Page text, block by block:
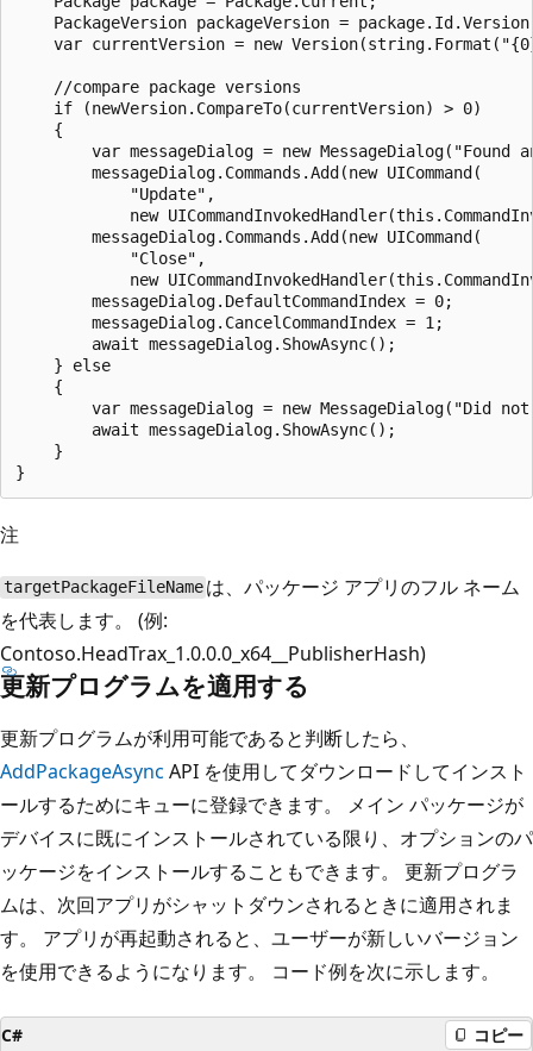
PackageVersion packageVersion =
var currentVersion = new
    //compare package versions
    if (newVersion.CompareTo(currentVersion) > 0)
    {
var messageDialog = new MessageDialog("Found
        messageDialog.Commands.Add(new UICommand(
            "Update",
new
        messageDialog.Commands.Add(new UICommand(
            "Close",
new
        messageDialog.DefaultCommandIndex = 0;
        messageDialog.CancelCommandIndex = 1;
        await messageDialog.ShowAsync();
    } else
    {
var messageDialog = new MessageDialog("Did
        await messageDialog.ShowAsync();
    }
注
targetPackageFileName は、パッケージ アプリのフル ネーム
を代表します。 (例:
Contoso.HeadTrax_1.0.0.0_x64__PublisherHash)
更新プログラムを適用する
更新プログラムが利用可能であると判断したら、
AddPackageAsync API を使用してダウンロードしてインスト
ールするためにキューに登録できます。 メイン パッケージが
デバイスに既にインストールされている限り、オプションのパ
ッケージをインストールすることもできます。 更新プログラ
ムは、次回アプリがシャットダウンされるときに適用されま
す。 アプリが再起動されると、ユーザーが新しいバージョン
を使用できるようになります。 コード例を次に示します。
C# コピー